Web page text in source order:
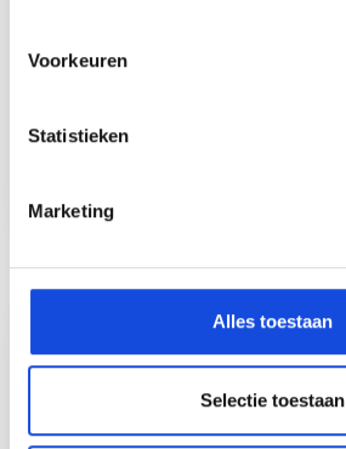
Voorkeuren
Statistieken
Marketing
Alles toestaan
Selectie toestaan